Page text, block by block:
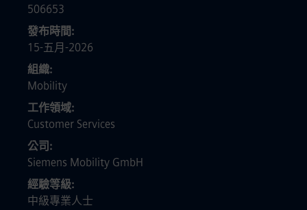
506653
發布時間
15-五月-2026
組織
Mobility
工作領域
Customer Services
公司
Siemens Mobility GmbH
經驗等級
中級專業人士